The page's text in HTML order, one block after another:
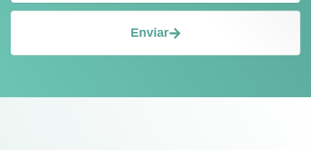
Enviar